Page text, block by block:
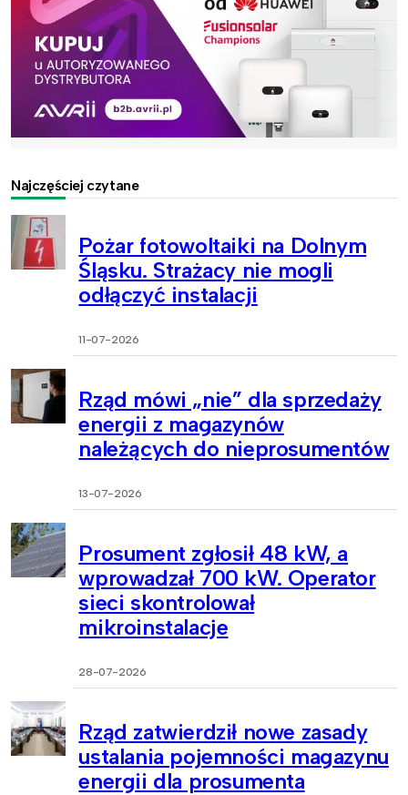
Najczęściej czytane
Pożar fotowoltaiki na Dolnym
Śląsku. Strażacy nie mogli
odłączyć instalacji
11-07-2026
Rząd mówi „nie” dla sprzedaży
energii z magazynów
należących do nieprosumentów
13-07-2026
Prosument zgłosił 48 kW, a
wprowadzał 700 kW. Operator
sieci skontrolował
mikroinstalacje
28-07-2026
Rząd zatwierdził nowe zasady
ustalania pojemności magazynu
energii dla prosumenta